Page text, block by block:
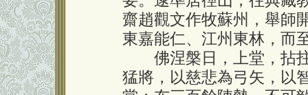
齋趙觀文作牧蘇州，舉師
東嘉能仁、江州東林，而
佛涅槃日，上堂，拈拄
猛將，以慈悲為弓矢，以